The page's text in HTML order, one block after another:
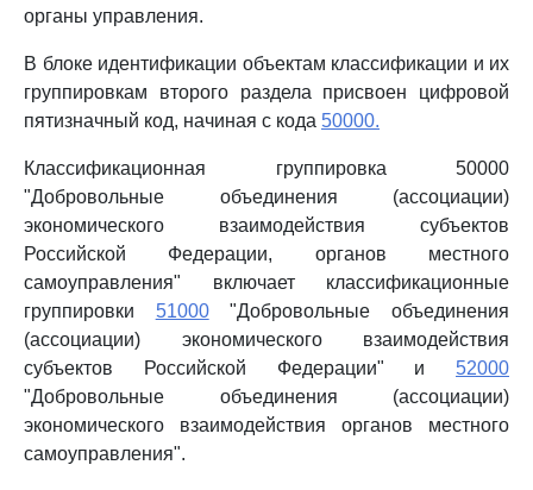
органы управления.
В блоке идентификации объектам классификации и их
группировкам второго раздела присвоен цифровой
пятизначный код, начиная с кода 50000.
Классификационная группировка 50000
"Добровольные объединения (ассоциации)
экономического взаимодействия субъектов
Российской Федерации, органов местного
самоуправления" включает классификационные
группировки 51000"Добровольные объединения
(ассоциации) экономического взаимодействия
субъектов Российской Федерации" и 52000
"Добровольные объединения (ассоциации)
экономического взаимодействия органов местного
самоуправления".